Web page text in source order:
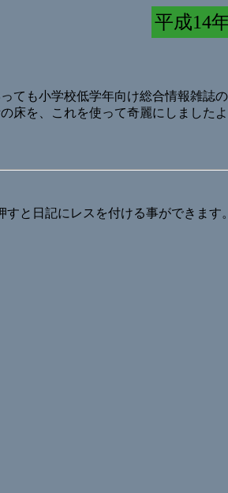
平成14
ても小学校低学年向け総合情報雑誌
床を、これを使って奇麗にしました
すと日記にレスを付ける事ができます